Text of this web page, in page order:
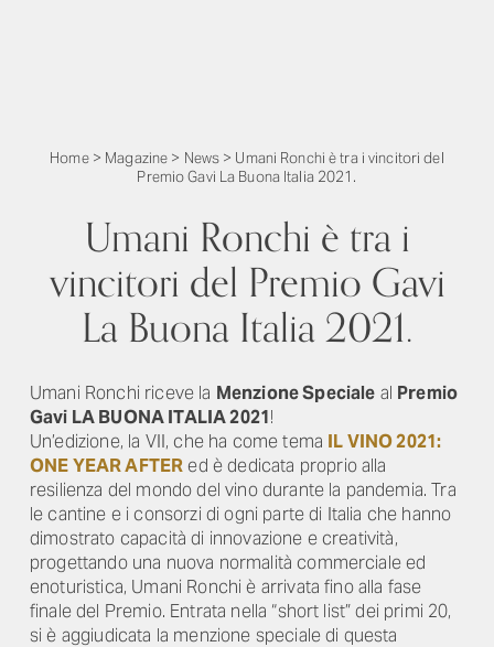
Home> Magazine > News > Umani Ronchi è tra i vincitori del
Premio Gavi La Buona Italia 2021.
Umani Ronchi è tra i
vincitori del Premio Gavi
La Buona Italia 2021.
Umani Ronchi riceve la Menzione Speciale al Premio
Gavi LA BUONA ITALIA 2021!
Un’edizione, la VII, che ha come tema IL VINO 2021:
ONE YEAR AFTERed è dedicata proprio alla
resilienza del mondo del vino durante la pandemia. Tra
le cantine e i consorzi di ogni parte di Italia che hanno
dimostrato capacità di innovazione e creatività,
progettando una nuova normalità commerciale ed
enoturistica, Umani Ronchi è arrivata fino alla fase
finale del Premio. Entrata nella “short list” dei primi 20,
si è aggiudicata la menzione speciale di questa